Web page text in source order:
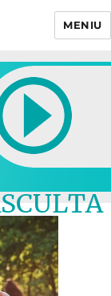
MENIU